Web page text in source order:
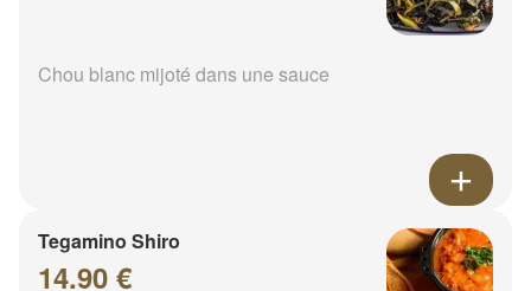
Chou blanc mijoté dans une sauce
Tegamino Shiro
14.90 €